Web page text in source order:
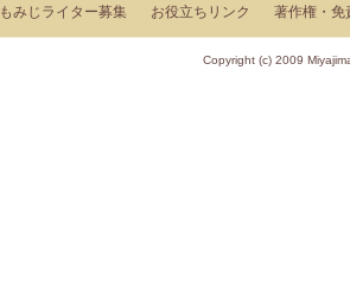
もみじライター募集 お役立ちリンク 著作権・免
Copyright (c) 2009